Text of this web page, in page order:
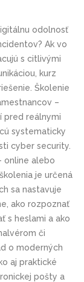
odolnosť
Ak vo
s citlivými
kurz
Školenie
–
pred reálnymi
systematicky
cyber security.
online alebo
je určená
sa nastavuje
ako rozpoznať
s heslami a ako
či
o moderných
aj praktické
pošty a